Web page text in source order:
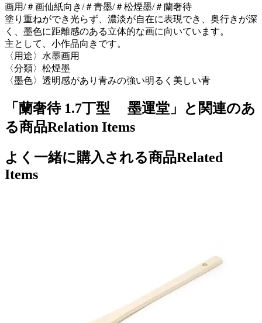
画用/＃画仙紙向き/＃青墨/＃松煙墨/＃蘭奢待
塗り重ねができ光らず、濃淡が自在に表現でき、奥行きが深
く、墨色に距離感のある立体的な画に向いています。
主として、小作品向きです。
〈用途〉水墨画用
〈分類〉松煙墨
〈墨色〉透明感があり青みの強い明るく美しい青
「蘭奢待 1.7丁型 墨運堂」と関連のあ
る商品Relation Items
よく一緒に購入される商品Related
Items